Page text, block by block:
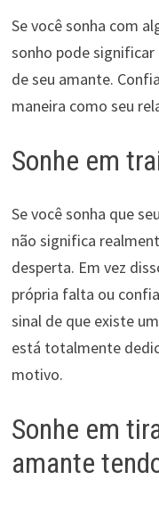
Se você sonha com
sonho pode
de seu amante.
maneira como seu
Sonhe em
Se você sonha que
não significa
desperta. Em vez
própria falta ou
sinal de que existe
está totalmente
motivo.
Sonhe em
amante